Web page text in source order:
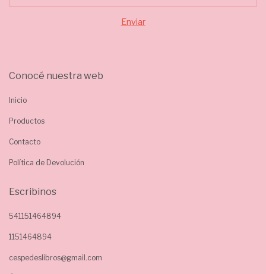
Conocé nuestra web
Inicio
Productos
Contacto
Política de Devolución
Escribinos
541151464894
1151464894
cespedeslibros@gmail.com